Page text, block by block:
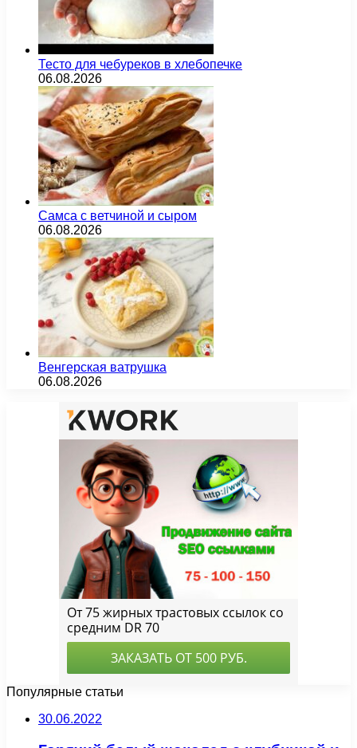
Тесто для чебуреков в хлебопечке
06.08.2026
Самса с ветчиной и сыром
06.08.2026
Венгерская ватрушка
06.08.2026
Популярные статьи
30.06.2022